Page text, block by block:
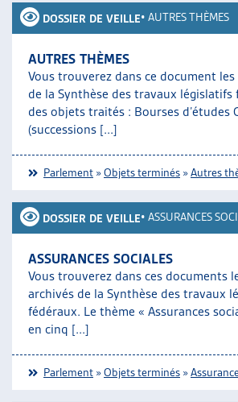
DOSSIER DE VEILLE• AUTRES THÈMES
AUTRES THÈMES
Vous trouverez dans ce document
de la Synthèse des travaux législatifs
des objets traités : Bourses d’études
(successions [...]
Parlement »Objets terminés »Autres
DOSSIER DE VEILLE• ASSURANCES
ASSURANCES SOCIALES
Vous trouverez dans ces documents
archivés de la Synthèse des travaux
fédéraux. Le thème « Assurances
en cinq [...]
Parlement »Objets terminés »